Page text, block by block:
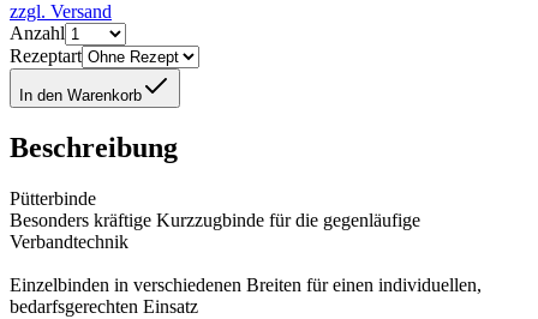
zzgl. Versand
Anzahl
Rezeptart
In den Warenkorb
Beschreibung
Pütterbinde
Besonders kräftige Kurzzugbinde für die gegenläufige
Verbandtechnik
Einzelbinden in verschiedenen Breiten für einen individuellen,
bedarfsgerechten Einsatz